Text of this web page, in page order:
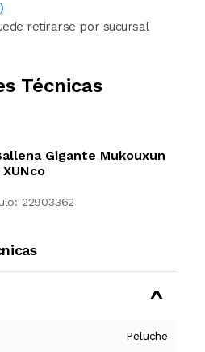
números)
retirarse por sucursal
Técnicas
Gigante Mukouxun
XUNco
22903362
Peluche